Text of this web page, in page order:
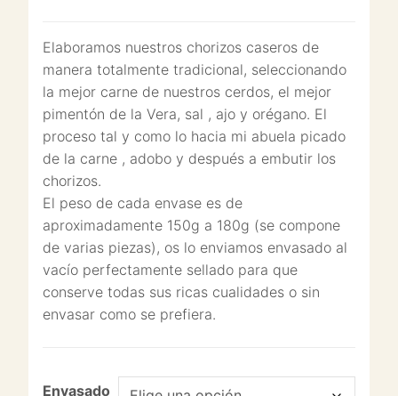
Elaboramos nuestros chorizos caseros de
manera totalmente tradicional, seleccionando
la mejor carne de nuestros cerdos, el mejor
pimentón de la Vera, sal , ajo y orégano. El
proceso tal y como lo hacia mi abuela picado
de la carne , adobo y después a embutir los
chorizos.
El peso de cada envase es de
aproximadamente 150g a 180g (se compone
de varias piezas), os lo enviamos envasado al
vacío perfectamente sellado para que
conserve todas sus ricas cualidades o sin
envasar como se prefiera.
Envasado